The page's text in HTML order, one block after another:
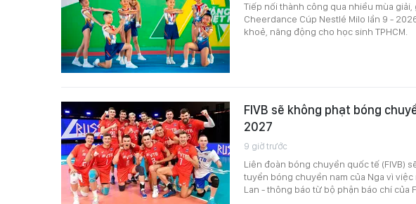
Tiếp nối thành công qua nhiều mùa
Cheerdance Cúp Nestlé Milo lần 9 -
khoẻ, năng động cho học sinh TPHCM.
FIVB sẽ không phạt bóng
2027
9 giờ trước
Liên đoàn bóng chuyền quốc tế (FIVB)
tuyển bóng chuyền nam của Nga vì
Lan - thông báo từ bộ phận báo chí của